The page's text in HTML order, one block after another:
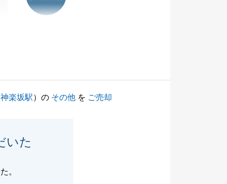
神楽坂駅）の その他 を ご売却
いた
。